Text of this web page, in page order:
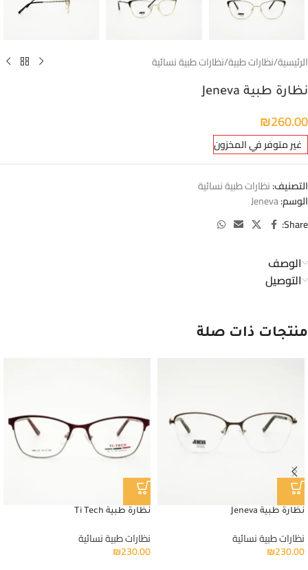
الرئيسية/نظارات طبية/نظارات طبية نسائية
نظارة طبية Jeneva
₪260.00
غير متوفر في المخزون
التصنيف:نظارات طبية نسائية
الوسم:Jeneva
Share:
الوصف
التوصيل
منتجات ذات صلة
نظارة طبية Jeneva
نظارات طبية نسائية
₪230.00
نظارة طبية Ti Tech
نظارات طبية نسائية
₪230.00